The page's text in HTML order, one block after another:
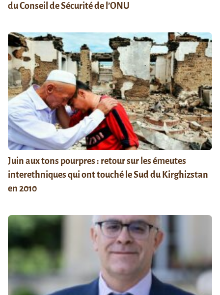
du Conseil de Sécurité de l’ONU
Juin aux tons pourpres : retour sur les émeutes
interethniques qui ont touché le Sud du Kirghizstan
en 2010